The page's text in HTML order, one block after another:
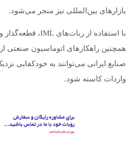
بازارهای بین‌المللی نیز منجر می‌شود.
با استفاده از ربات‌های IML، قطعه‌گذار و قطعه‌بردار، آرم و
همچنین راهکارهای اتوماسیون صنعتی
صنایع ایرانی می‌توانند به خودکفایی
واردات کاسته شود.